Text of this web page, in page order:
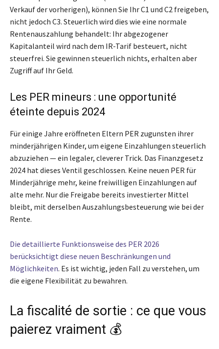
Verkauf der vorherigen), können Sie Ihr C1 und C2 freigeben,
nicht jedoch C3. Steuerlich wird dies wie eine normale
Rentenauszahlung behandelt: Ihr abgezogener
Kapitalanteil wird nach dem IR-Tarif besteuert, nicht
steuerfrei. Sie gewinnen steuerlich nichts, erhalten aber
Zugriff auf Ihr Geld.
Les PER mineurs : une opportunité
éteinte depuis 2024
Für einige Jahre eröffneten Eltern PER zugunsten ihrer
minderjährigen Kinder, um eigene Einzahlungen steuerlich
abzuziehen — ein legaler, cleverer Trick. Das Finanzgesetz
2024 hat dieses Ventil geschlossen. Keine neuen PER für
Minderjährige mehr, keine freiwilligen Einzahlungen auf
alte mehr. Nur die Freigabe bereits investierter Mittel
bleibt, mit derselben Auszahlungsbesteuerung wie bei der
Rente.
Die detaillierte Funktionsweise des PER 2026
berücksichtigt diese neuen Beschränkungen und
Möglichkeiten. Es ist wichtig, jeden Fall zu verstehen, um
die eigene Flexibilität zu bewahren.
La fiscalité de sortie : ce que vous
paierez vraiment 💰